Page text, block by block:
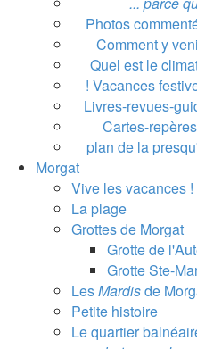
Photos
Comment y
Quel est le
! Vacances
Livres-revues-
Cartes-repères
plan de la
Morgat
Vive les vacances !
La plage
Grottes de Morgat
Grotte de
Grotte Ste-
LesMardisde
Petite histoire
Le quartier